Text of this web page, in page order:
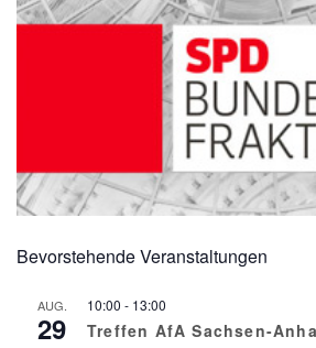
Bevorstehende Veranstaltungen
AUG.
29
10:00 - 13:00
Treffen AfA Sachsen-